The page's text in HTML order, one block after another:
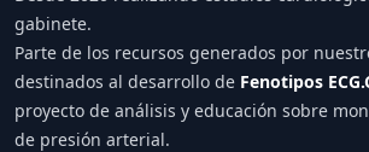
gabinete.
Parte de los recursos generados por
destinados al desarrollo de Fenotipos
proyecto de análisis y educación sobre
de presión arterial.